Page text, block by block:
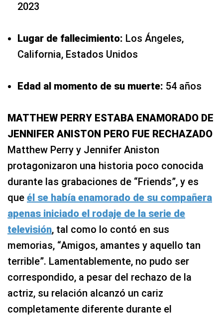
2023
Lugar de fallecimiento: Los Ángeles,
California, Estados Unidos
Edad al momento de su muerte: 54 años
MATTHEW PERRY ESTABA ENAMORADO DE
JENNIFER ANISTON PERO FUE RECHAZADO
Matthew Perry y Jennifer Aniston
protagonizaron una historia poco conocida
durante las grabaciones de “Friends”, y es
que él se había enamorado de su compañera
apenas iniciado el rodaje de la serie de
televisión, tal como lo contó en sus
memorias, “Amigos, amantes y aquello tan
terrible”. Lamentablemente, no pudo ser
correspondido, a pesar del rechazo de la
actriz, su relación alcanzó un cariz
completamente diferente durante el